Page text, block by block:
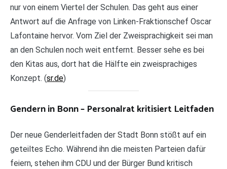
nur von einem Viertel der Schulen. Das geht aus einer
Antwort auf die Anfrage von Linken-Fraktionschef Oscar
Lafontaine hervor. Vom Ziel der Zweisprachigkeit sei man
an den Schulen noch weit entfernt. Besser sehe es bei
den Kitas aus, dort hat die Hälfte ein zweisprachiges
Konzept. (sr.de)
Gendern in Bonn – Personalrat kritisiert Leitfaden
Der neue Genderleitfaden der Stadt Bonn stößt auf ein
geteiltes Echo. Während ihn die meisten Parteien dafür
feiern, stehen ihm CDU und der Bürger Bund kritisch